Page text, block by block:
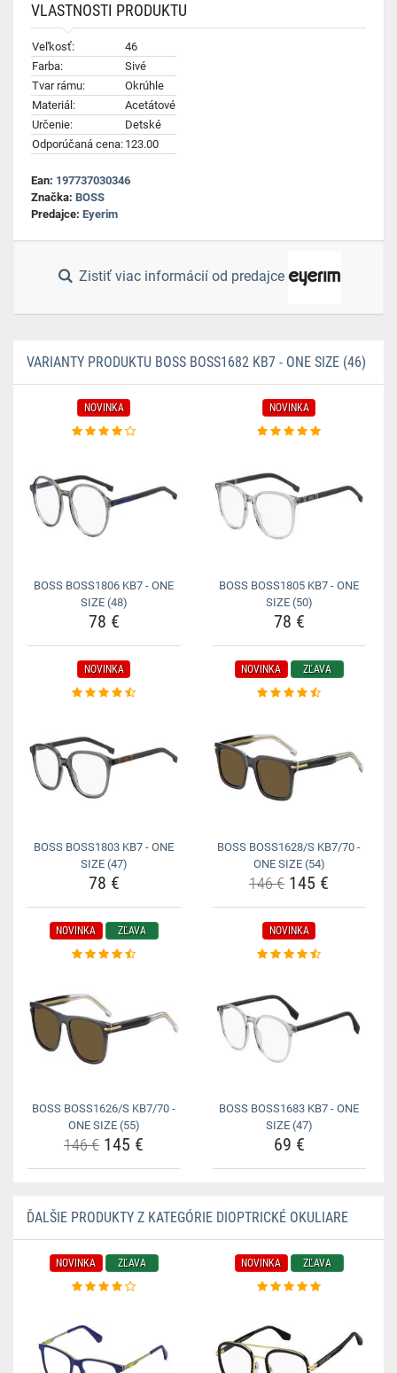
VLASTNOSTI PRODUKTU
Veľkosť:
46
Farba:
Sivé
Tvar rámu:
Okrúhle
Materiál:
Acetátové
Určenie:
Detské
Odporúčaná cena: 123.00
Ean: 197737030346
Značka: BOSS
Predajce: Eyerim
Zistiť viac informácií od predajce
VARIANTY PRODUKTU BOSS BOSS1682 KB7 - ONE SIZE (46)
NOVINKA
BOSS BOSS1806 KB7 - ONE
SIZE (48)
78 €
NOVINKA
BOSS BOSS1805 KB7 - ONE
SIZE (50)
78 €
NOVINKA
BOSS BOSS1803 KB7 - ONE
SIZE (47)
78 €
NOVINKA ZĽAVA
BOSS BOSS1628/S KB7/70 -
ONE SIZE (54)
146 € 145 €
NOVINKA ZĽAVA
BOSS BOSS1626/S KB7/70 -
ONE SIZE (55)
146 € 145 €
NOVINKA
BOSS BOSS1683 KB7 - ONE
SIZE (47)
69 €
ĎALŠIE PRODUKTY Z KATEGÓRIE DIOPTRICKÉ OKULIARE
NOVINKA ZĽAVA NOVINKA ZĽAVA